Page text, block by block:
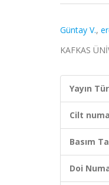
Güntay V.,
KAFKAS
Yayın
Cilt
Basım
Doi